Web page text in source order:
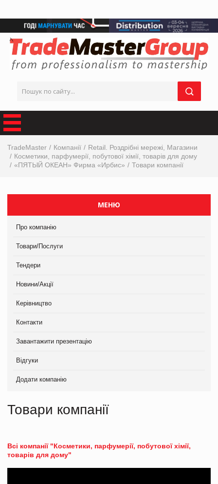
TradeMaster Компанії
Retail. Роздрібні мережі, Магазини
Косметики, парфумерії, побутової хімії, товарів для дому
«ПЯТЫЙ ОКЕАН» Фирма «Ирбис»
Товари компанії
МЕНЮ
Про компанію
Товари/Послуги
Тендери
Новини/Акції
Керівництво
Контакти
Завантажити презентацію
Відгуки
Додати компанію
Товари компанії
Всі компанії "Косметики, парфумерії, побутової хімії,
товарів для дому"